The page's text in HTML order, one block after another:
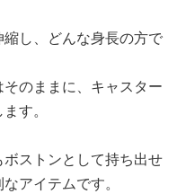
し、どんな身長の方で
のままに、キャスター
す。
ストンとして持ち出せ
アイテムです。